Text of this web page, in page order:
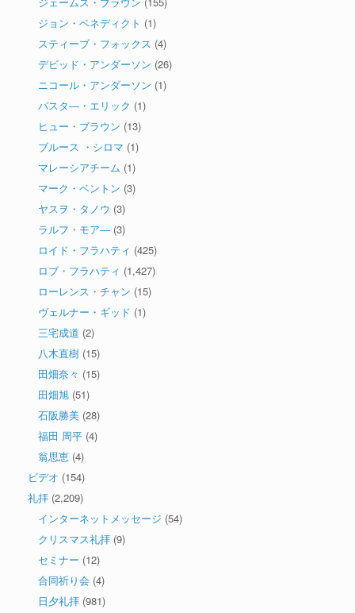
ジョン・ベネディクト (1)
スティーブ・フォックス (4)
デビッド・アンダーソン (26)
ニコール・アンダーソン (1)
パスタ―・エリック (1)
ヒュー・ブラウン (13)
ブルース ・シロマ (1)
マレーシアチーム (1)
マーク・ベントン (3)
ヤスヲ・タノウ (3)
ラルフ・モア― (3)
ロイド・フラハティ (425)
ロブ・フラハティ (1,427)
ローレンス・チャン (15)
ヴェルナー・ギッド (1)
三宅成道 (2)
八木直樹 (15)
田畑奈々 (15)
田畑旭 (51)
石阪勝美 (28)
福田 周平 (4)
翁思恵 (4)
ビデオ (154)
礼拝 (2,209)
インターネットメッセージ (54)
クリスマス礼拝 (9)
セミナー (12)
合同祈り会 (4)
日夕礼拝 (981)